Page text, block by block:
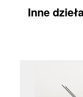
Inne